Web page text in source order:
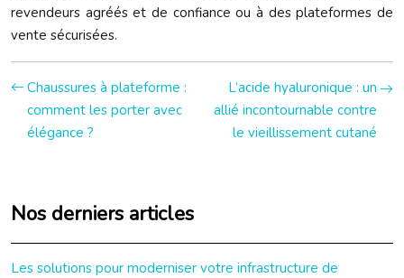
revendeurs agréés et de confiance ou à des plateformes de
vente sécurisées.
Chaussures à plateforme :
comment les porter avec
élégance ?
L’acide hyaluronique : un
allié incontournable contre
le vieillissement cutané
Nos derniers articles
Les solutions pour moderniser votre infrastructure de